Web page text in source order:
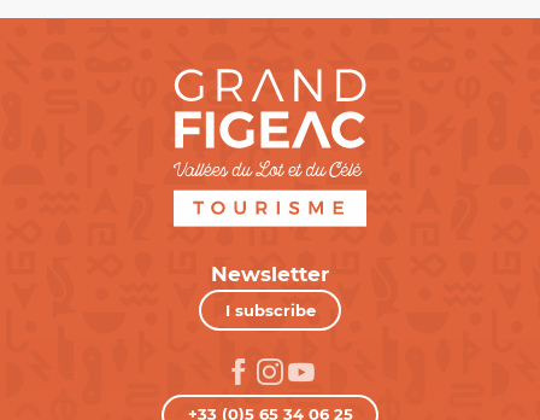
Newsletter
I subscribe
+33 (0)5 65 34 06 25